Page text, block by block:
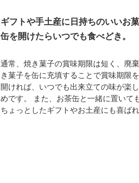
ギフトや手土産に日持ちのいいお
缶を開けたらいつでも食べどき。
通常、焼き菓子の賞味期限は短く、廃
き菓子を缶に充填することで賞味期限
開ければ、いつでも出来立ての味が楽
めです。 また、お茶缶と一緒に置いて
ちょっとしたギフトやお土産にも喜ば